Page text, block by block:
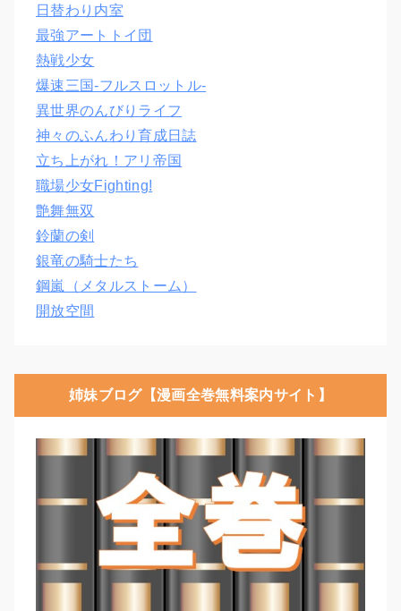
日替わり内室
最強アートトイ団
熱戦少女
爆速三国‐フルスロットル‐
異世界のんびりライフ
神々のふんわり育成日誌
立ち上がれ！アリ帝国
職場少女Fighting!
艶舞無双
鈴蘭の剣
銀竜の騎士たち
鋼嵐（メタルストーム）
開放空間
姉妹ブログ【漫画全巻無料案内サイト】